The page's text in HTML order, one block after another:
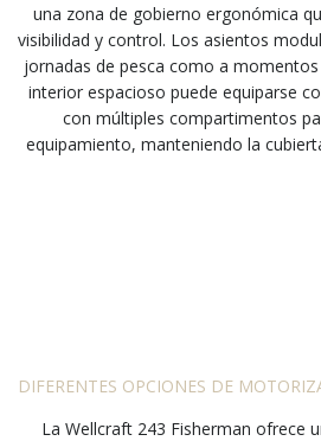
una zona de gobierno ergonómica
visibilidad y control. Los asientos
jornadas de pesca como a
interior espacioso puede equiparse
con múltiples compartimentos
equipamiento, manteniendo la
DIFERENTES OPCIONES DE
La Wellcraft 243 Fisherman ofrece